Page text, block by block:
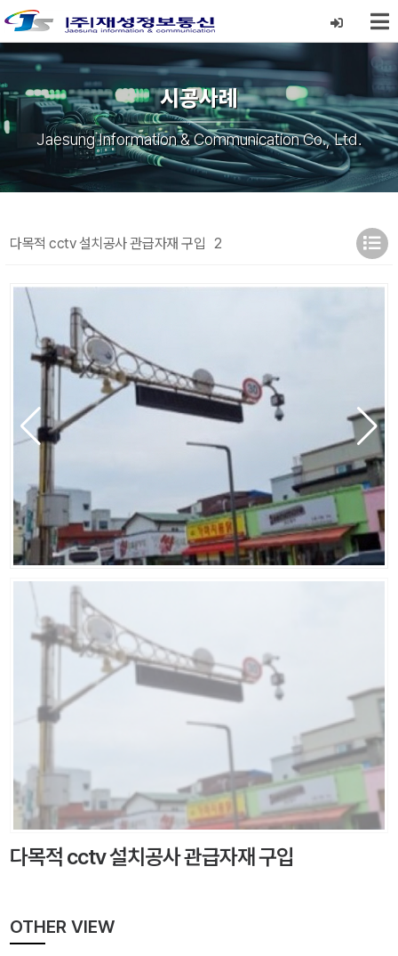
시공사례
Jaesung Information & Communication Co., Ltd.
다목적 cctv 설치공사 관급자재 구입 2
다목적 cctv 설치공사 관급자재 구입
OTHER VIEW